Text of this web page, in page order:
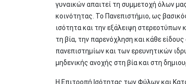
γυναικών απαιτεί τη συμμετοχή όλων
κοινότητας. Το Πανεπιστήμιο, ως
ισότητα και την εξάλειψη στερεοτύπων
τη βία, την παρενόχληση και κάθε
πανεπιστημίων και των ερευνητικών
μηδενικής ανοχής στη βία και στη
Η Επιτροπή Ισότητας των Φύλων και